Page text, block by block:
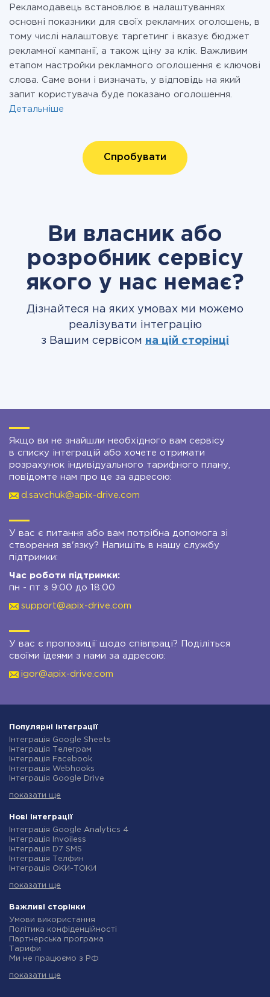
Рекламодавець встановлює в налаштуваннях
основні показники для своїх рекламних оголошень, в
тому числі налаштовує таргетинг і вказує бюджет
рекламної кампанії, а також ціну за клік. Важливим
етапом настройки рекламного оголошення є ключові
слова. Саме вони і визначать, у відповідь на який
запит користувача буде показано оголошення.
Детальніше
Спробувати
Ви власник або
розробник сервісу
якого у нас немає?
Дізнайтеся на яких умовах ми можемо
реалізувати інтеграцію
з Вашим сервісом на цій сторінці
Якщо ви не знайшли необхідного вам сервісу
в списку інтеграцій або хочете отримати
розрахунок індивідуального тарифного плану,
повідомте нам про це за адресою:
d.savchuk@apix-drive.com
У вас є питання або вам потрібна допомога зі
створення зв'язку? Напишіть в нашу службу
підтримки:
Час роботи підтримки:
пн - пт з 9:00 до 18:00
support@apix-drive.com
У вас є пропозиції щодо співпраці? Поділіться
своїми ідеями з нами за адресою:
igor@apix-drive.com
Популярні інтеграції
Інтеграція Google Sheets
Інтеграція Телеграм
Інтеграція Facebook
Інтеграція Webhooks
Інтеграція Google Drive
Інтеграція Gmail
Інтеграція Rozetka
Інтеграція OpenAI (ChatGPT)
Інтеграція Binotel
Інтеграція Prom
Інтеграція Приват24
Інтеграція OLX
Інтеграція SendPulse
Інтеграція Stream Telecom
Інтеграція Google Analytics
Інтеграція Creatio
Інтеграція Ringostat
Інтеграція Google Calendar
Інтеграція Airtable
показати ще
Нові інтеграції
Інтеграція Google Analytics 4
Інтеграція Invoiless
Інтеграція D7 SMS
Інтеграція Телфин
Інтеграція ОКИ-ТОКИ
Інтеграція Microsoft Dynamics 365
Інтеграція TxtSync
Інтеграція Wire2Air
Інтеграція Corezoid
Інтеграція Infobip
Інтеграція Instasent
Інтеграція AtomPark
Інтеграція Campaign Monitor
показати ще
Важливі сторінки
Умови використання
Політика конфіденційності
Партнерська програма
Тарифи
Ми не працюємо з РФ
Індивідуальна розробка
показати ще